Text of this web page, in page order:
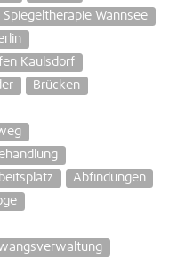
Spiegeltherapie Wannsee
Kaulsdorf
Brücken
Abfindungen